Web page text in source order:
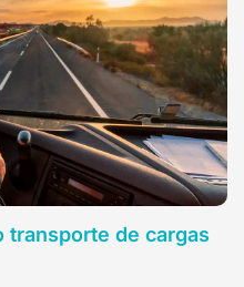
transporte de cargas